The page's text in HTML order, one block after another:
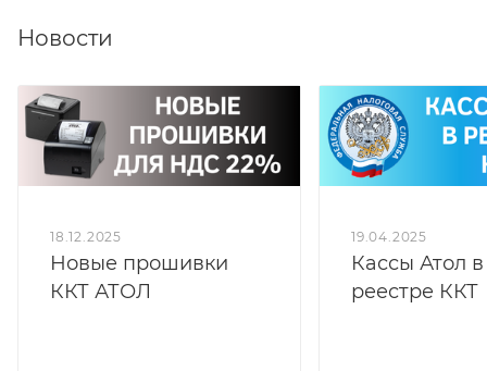
Новости
18.12.2025
Новые прошивки
ККТ АТОЛ
19.04.2025
Кассы Атол в
реестре ККТ